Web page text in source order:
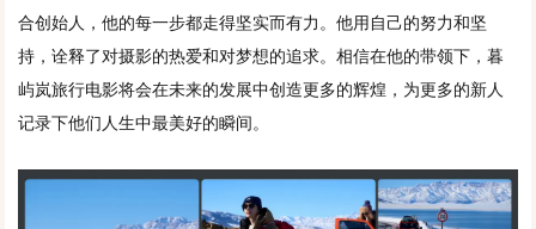
合创始人，他的每一步都走得坚实而有力。他用自己的努力和坚
持，诠释了对摄影的热爱和对梦想的追求。相信在他的带领下，暮
屿岚旅行电影将会在未来的发展中创造更多的辉煌，为更多的新人
记录下他们人生中最美好的瞬间。